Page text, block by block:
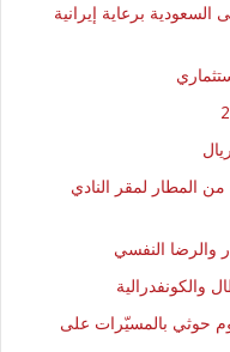
السعودية برعاية إيرانية
المطار لمقر النادي
والرضا النفسي
والكونفدرالية
هجوم حوثي بالمسيّرات على